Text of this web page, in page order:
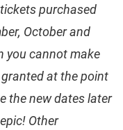
purchased
October and
you cannot make
at the point
the new dates later
Other